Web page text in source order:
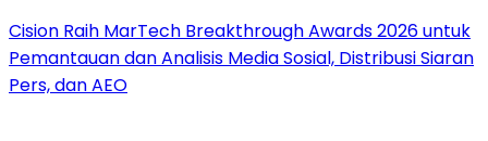
Cision Raih MarTech Breakthrough Awards 2026 untuk
Pemantauan dan Analisis Media Sosial, Distribusi Siaran
Pers, dan AEO